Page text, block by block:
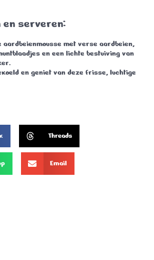
en serveren:
aardbeienmousse met verse aardbeien,
en een lichte bestuiving van
en geniet van deze frisse, luchtige
Threads
Email